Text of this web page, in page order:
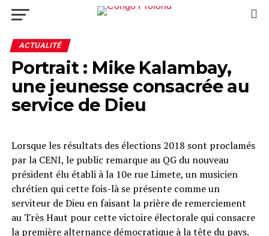
ACTUALITÉ
Portrait : Mike Kalambay,
une jeunesse consacrée au
service de Dieu
Lorsque les résultats des élections 2018 sont proclamés
par la CENI, le public remarque au QG du nouveau
président élu établi à la 10e rue Limete, un musicien
chrétien qui cette fois-là se présente comme un
serviteur de Dieu en faisant la prière de remerciement
au Très Haut pour cette victoire électorale qui consacre
la première alternance démocratique à la tête du pays.